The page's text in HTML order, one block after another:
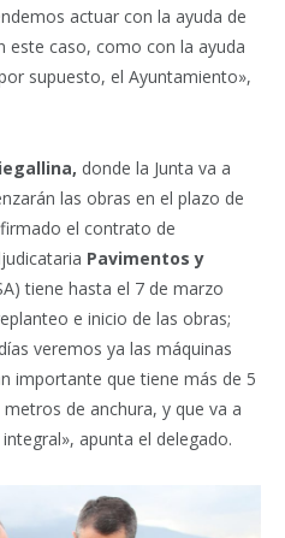
actuar con la ayuda de
este caso, como con la ayuda
supuesto, el Ayuntamiento»,
donde la Junta va a
las obras en el plazo de
el contrato de
Pavimentos y
tiene hasta el 7 de marzo
e inicio de las obras;
veremos ya las máquinas
importante que tiene más de 5
de anchura, y que va a
apunta el delegado.